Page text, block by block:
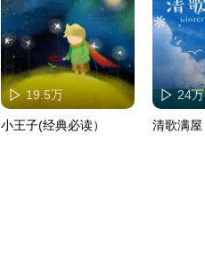
19.5万
小王子(经典必读）
24万
清歌满屋